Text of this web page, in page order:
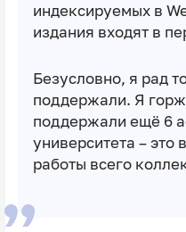
индексируемых в
издания входят в
Безусловно, я рад
поддержали. Я
поддержали ещё 6
университета – это
работы всего